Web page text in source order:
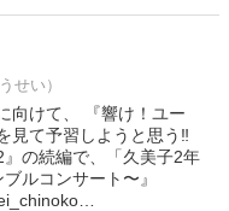
せい）
向けて、 『響け！ユー
見て予習しようと思う‼️
の続編で、「久美子2年
ルコンサート〜』